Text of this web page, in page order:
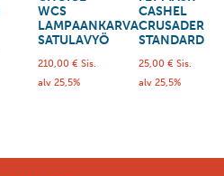
WCS
LAMPAANKARVA
SATULAVYÖ
210,00€ Sis.
alv 25,5%
CASHEL
CRUSADER
STANDARD
25,00 € Sis.
alv 25,5%